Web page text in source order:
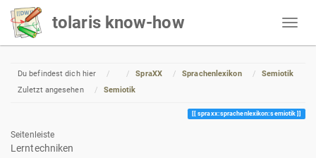
tolaris know-how
Du befindest dich hier HomeSpraXX Sprachenlexikon
Semiotik
Zuletzt angesehen
Semiotik
spraxx:sprachenlexikon:semiotik
Seitenleiste
Lerntechniken